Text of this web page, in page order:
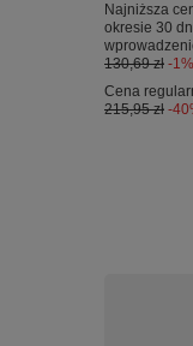
Najniższa
okresie 30
130,69 zł -1%
Cena
215,95 zł -